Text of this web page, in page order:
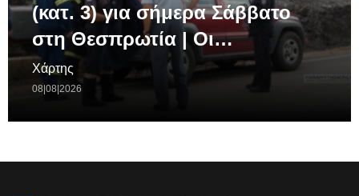
(κατ. 3) για σήμερα Σάββατο
στη Θεσπρωτία | Οι…
Χάρτης
08|08|2026